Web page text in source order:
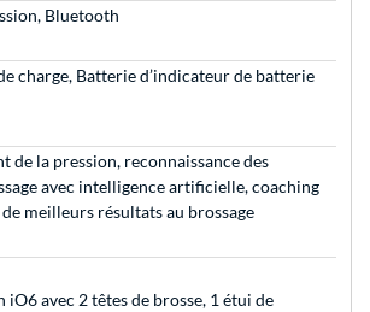
Bluetooth
charge, Batterie d’indicateur de batterie
de la pression, reconnaissance des
avec intelligence artificielle, coaching
meilleurs résultats au brossage
iO6 avec 2 têtes de brosse, 1 étui de